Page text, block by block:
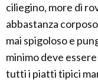
ciliegino, more di
abbastanza
mai spigoloso e
minimo deve
tutti i piatti tipici